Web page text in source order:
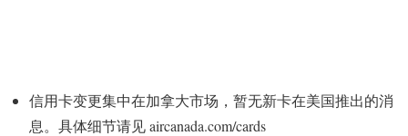
信用卡变更集中在加拿大市场，暂无新卡在美国推出的消
息。具体细节请见 aircanada.com/cards